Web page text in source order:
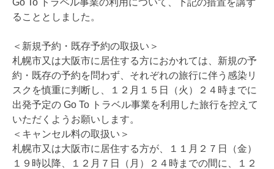
Go To トラベル事業の利用について、下記の措置を講ず
ることとしました。
＜新規予約・既存予約の取扱い＞
札幌市又は大阪市に居住する方におかれては、新規の予
約・既存の予約を問わず、それぞれの旅行に伴う感染リ
スクを慎重に判断し、１２月１５日（火）２４時までに
出発予定の Go To トラベル事業を利用した旅行を控えて
いただくようお願いします。
＜キャンセル料の取扱い＞
札幌市又は大阪市に居住する方が、１１月２７日（金）
１９時以降、１２月７日（月）２４時までの間に、１２